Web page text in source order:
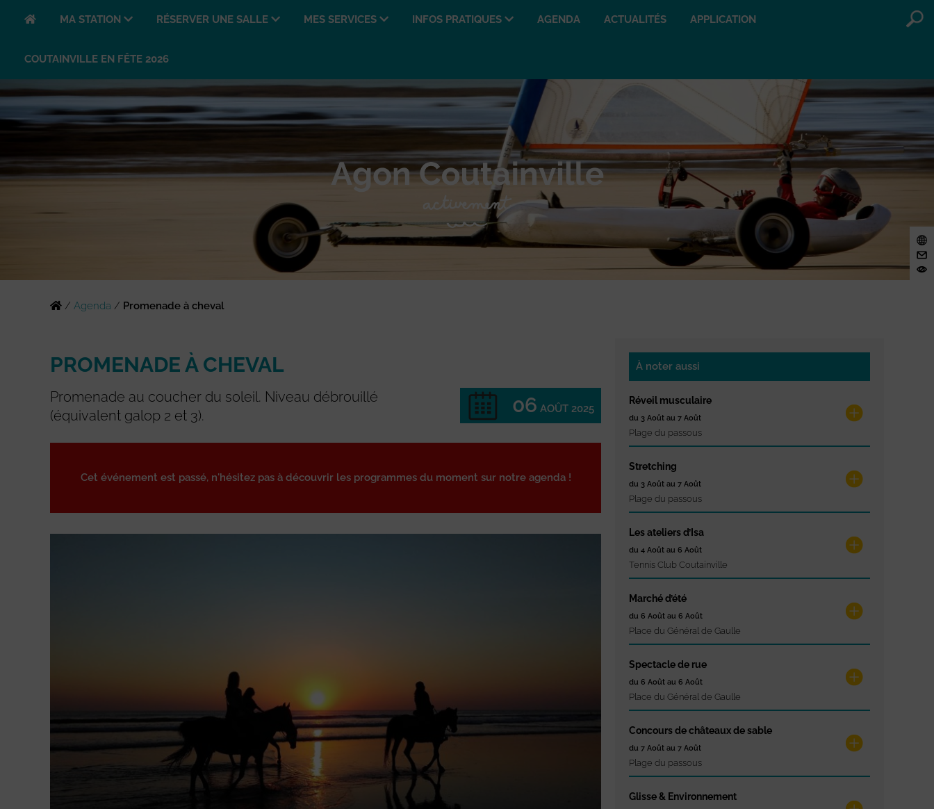
MA STATION RÉSERVER UNE SALLE MES SERVICES INFOS PRATIQUES AGENDA ACTUALITÉS APPLICATION
COUTAINVILLE EN FÊTE 2026
/ Agenda / Promenade à cheval
PROMENADE À CHEVAL
Promenade au coucher du soleil. Niveau débrouillé
(équivalent galop 2 et 3).
06 AOÛT 2025
Cet événement est passé, n'hésitez pas à découvrir les programmes du moment sur notre agenda !
À noter aussi
Réveil musculaire
du 3 Août au 7 Août
Plage du passous
Stretching
du 3 Août au 7 Août
Plage du passous
Les ateliers d’Isa
du 4 Août au 6 Août
Tennis Club Coutainville
Marché d’été
du 6 Août au 6 Août
Place du Général de Gaulle
Spectacle de rue
du 6 Août au 6 Août
Place du Général de Gaulle
Concours de châteaux de sable
du 7 Août au 7 Août
Plage du passous
Glisse & Environnement